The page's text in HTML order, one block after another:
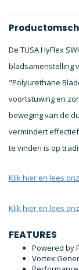
De TUSA HyFlex
bladsamenstelling
"Polyurethane
voortstuwing en
beweging van de
vermindert
te vinden is op
Klik hier en lees
Klik hier en lees
FEATURES
Powered by
Vortex